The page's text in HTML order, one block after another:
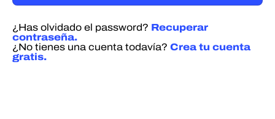
¿Has olvidado el password? Recuperar
contraseña.
¿No tienes una cuenta todavía? Crea tu cuenta
gratis.